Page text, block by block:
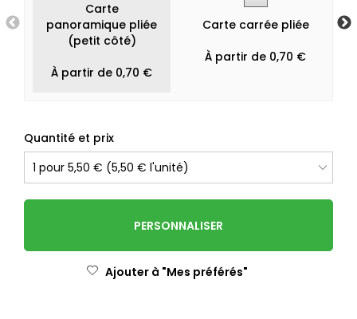
Carte
panoramique pliée
(petit côté)
À partir de 0,70 €
Carte carrée pliée
À partir de 0,70 €
Quantité et prix
PERSONNALISER
Ajouter à "Mes préférés"